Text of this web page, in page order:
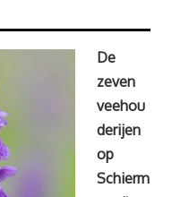
De
zeven
veehou
derijen
op
Schierm